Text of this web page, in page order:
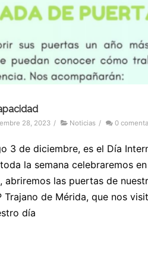
28, 2023 / Noticias / 0
3 de diciembre, es el Día
la semana celebraremos
abriremos las puertas de
Trajano de Mérida, que nos
día